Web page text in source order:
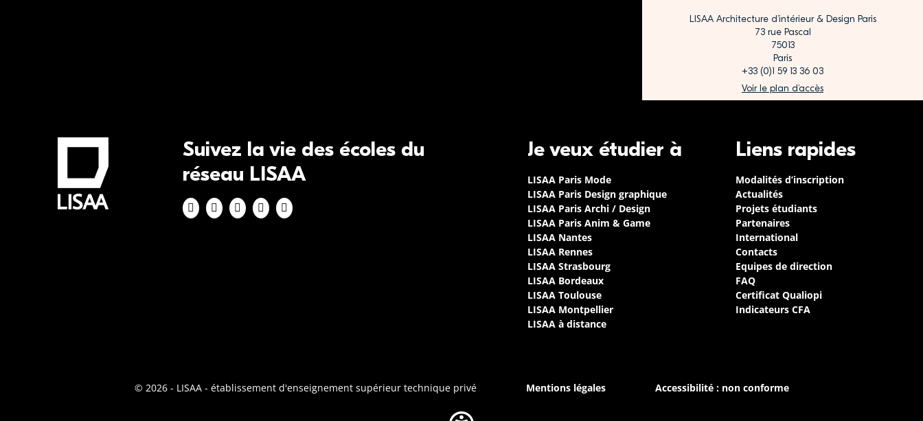
LISAA Architecture d’intérieur & Design Paris
73 rue Pascal
75013
Paris
+33 (0)1 59 13 36 03
Voir le plan d’accès
Suivez la vie des écoles du
réseau LISAA
Je veux étudier à
LISAA Paris Mode
LISAA Paris Design graphique
LISAA Paris Archi / Design
LISAA Paris Anim & Game
LISAA Nantes
LISAA Rennes
LISAA Strasbourg
LISAA Bordeaux
LISAA Toulouse
LISAA Montpellier
LISAA à distance
Liens rapides
Modalités d’inscription
Actualités
Projets étudiants
Partenaires
International
Contacts
Equipes de direction
FAQ
Certificat Qualiopi
Indicateurs CFA
© 2026 - LISAA - établissement d'enseignement supérieur technique privé Mentions légales Accessibilité : non conforme